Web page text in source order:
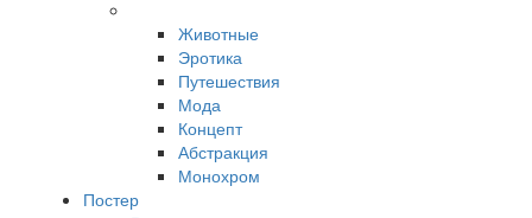
Животные
Эротика
Путешествия
Мода
Концепт
Абстракция
Монохром
Постер